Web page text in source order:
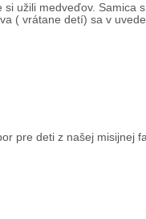
užili medveďov.
( vrátane detí) sa v
pre deti z našej misijnej